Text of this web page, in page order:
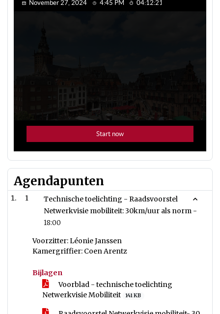
Agendapunten
1
Technische toelichting - Raadsvoorstel
Netwerkvisie mobiliteit: 30km/uur als norm -
18:00
Voorzitter: Léonie Janssen
Kamergriffier: Coen Arentz
Bijlagen
Voorblad - technische toelichting
Netwerkvisie Mobiliteit
141 KB